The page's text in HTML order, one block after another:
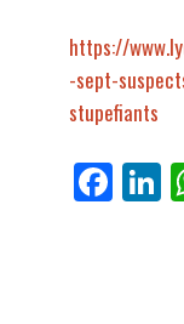
https://
-sept-
stupefiants
Fa
ce
Li